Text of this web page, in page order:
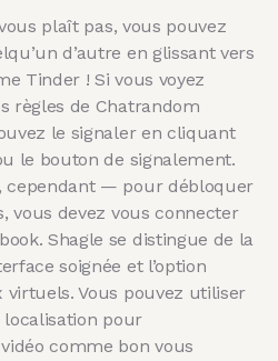
plaît pas, vous pouvez
d’autre en glissant vers
Tinder ! Si vous voyez
règles de Chatrandom
le signaler en cliquant
le bouton de signalement.
cependant — pour débloquer
vous devez vous connecter
Shagle se distingue de la
soignée et l’option
virtuels. Vous pouvez utiliser
pour
comme bon vous